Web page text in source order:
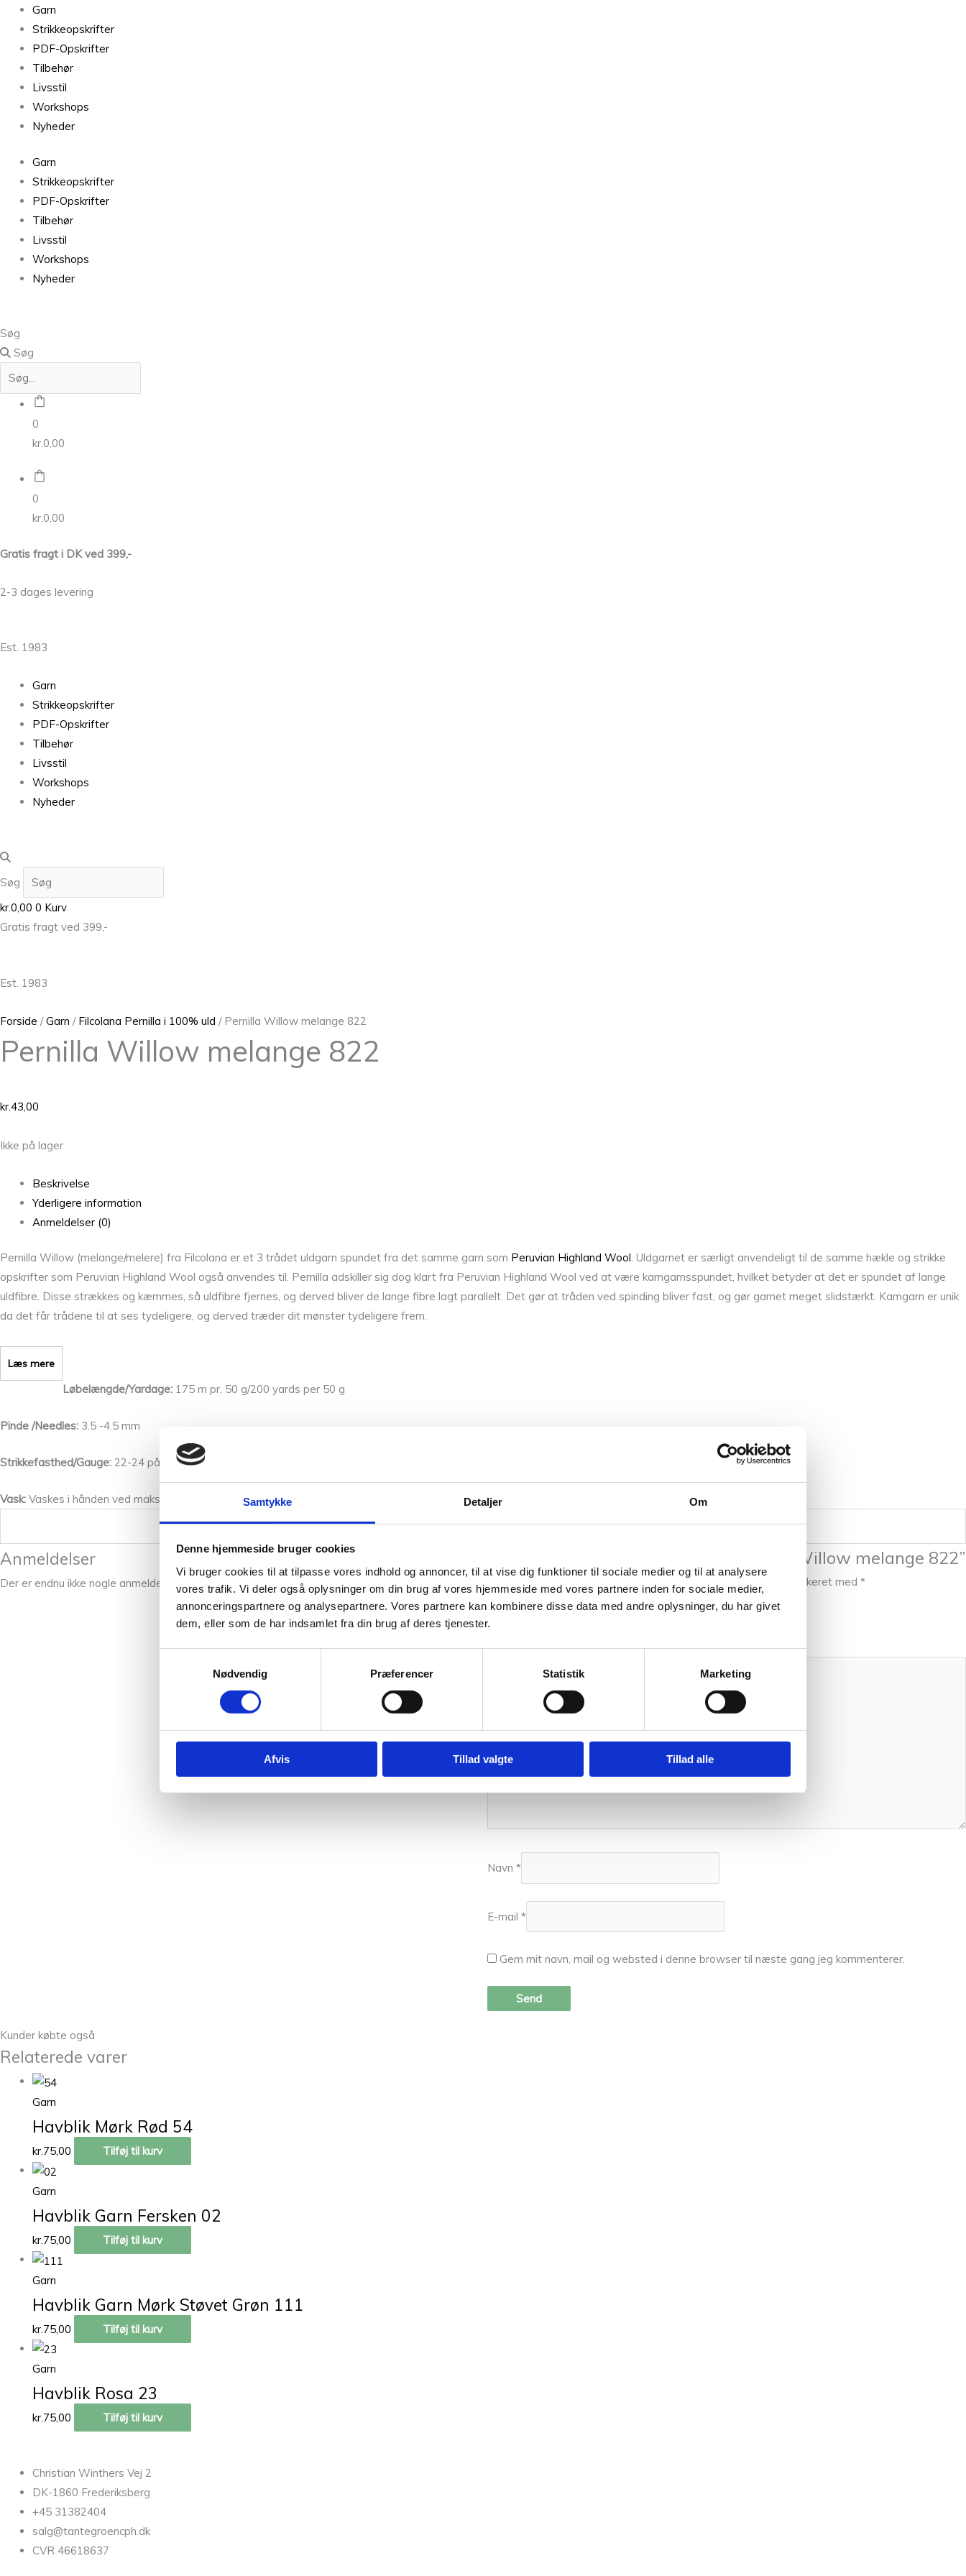
Samtykke Detaljer Om
Denne hjemmeside bruger cookies
Vi bruger cookies til at tilpasse vores indhold og annoncer, til at vise dig funktioner til sociale medier og til at analysere
vores trafik. Vi deler også oplysninger om din brug af vores hjemmeside med vores partnere inden for sociale medier,
annonceringspartnere og analysepartnere. Vores partnere kan kombinere disse data med andre oplysninger, du har givet
dem, eller som de har indsamlet fra din brug af deres tjenester.
Nødvendig
Præferencer Statistik Marketing
Afvis Tillad valgte Tillad alle
Garn
Strikkeopskrifter
PDF-Opskrifter
Tilbehør
Livsstil
Workshops
Nyheder
Garn
Strikkeopskrifter
PDF-Opskrifter
Tilbehør
Livsstil
Workshops
Nyheder
Søg
Søg
0
kr.0,00
0
kr.0,00
Gratis fragt i DK ved 399,-
2-3 dages levering
Est. 1983
Garn
Strikkeopskrifter
PDF-Opskrifter
Tilbehør
Livsstil
Workshops
Nyheder
Søg
kr.0,00 0 Kurv
Gratis fragt ved 399,-
Est. 1983
Forside /Garn / Filcolana Pernilla i 100% uld / Pernilla Willow melange 822
Pernilla Willow melange 822
kr.43,00
Ikke på lager
Beskrivelse
Yderligere information
Anmeldelser (0)
Pernilla Willow (melange/melere) fra Filcolana er et 3 trådet uldgarn spundet fra det samme garn som Peruvian Highland Wool. Uldgarnet er særligt anvendeligt til de samme hækle og strikke
opskrifter som Peruvian Highland Wool også anvendes til. Pernilla adskiller sig dog klart fra Peruvian Highland Wool ved at være kamgarnsspundet, hvilket betyder at det er spundet af lange
uldfibre. Disse strækkes og kæmmes, så uldfibre fjernes, og derved bliver de lange fibre lagt parallelt. Det gør at tråden ved spinding bliver fast, og gør garnet meget slidstærkt. Kamgarn er unik
da det får trådene til at ses tydeligere, og derved træder dit mønster tydeligere frem.
Læs mere
Løbelængde/Yardage: 175 m pr. 50 g/200 yards per 50 g
Pinde /Needles: 3.5 -4.5 mm
Strikkefasthed/Gauge: 22-24 på pinde 3.5
Vask: Vaskes i hånden ved maks 30 grader
Vægt
0,05 kg
Anmeldelser
Der er endnu ikke nogle anmeldelser.
Vær den første til at anmelde “Pernilla Willow melange 822”
Din e-mailadresse vil ikke blive publiceret. Krævede felter er markeret med *
Din bedømmelse
Din anmeldelse*
Navn *
E-mail *
Gem mit navn, mail og websted i denne browser til næste gang jeg kommenterer.
Kunder købte også
Relaterede varer
Garn
Havblik Mørk Rød 54
kr.75,00 Tilføj til kurv
Garn
Havblik Garn Fersken 02
kr.75,00 Tilføj til kurv
Garn
Havblik Garn Mørk Støvet Grøn 111
kr. 75,00 Tilføj til kurv
Garn
Havblik Rosa 23
kr.75,00 Tilføj til kurv
Christian Winthers Vej 2
DK-1860 Frederiksberg
+45 31382404
salg@tantegroencph.dk
CVR 46618637